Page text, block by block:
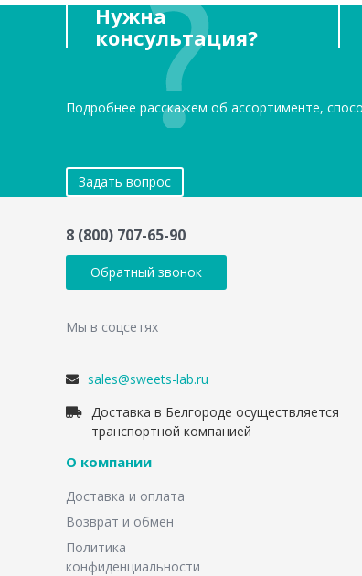
Нужна
консультация?
Подробнее расскажем об ассортименте,
Задать вопрос
8 (800) 707-65-90
Обратный звонок
Мы в соцсетях
sales@sweets-lab.ru
Доставка в Белгороде осуществляется
транспортной компанией
О компании
Доставка и оплата
Возврат и обмен
Политика
конфиденциальности